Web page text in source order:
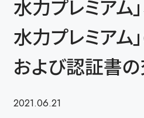
水力プレミアム
水力プレミアム
および認証書
2021.06.21